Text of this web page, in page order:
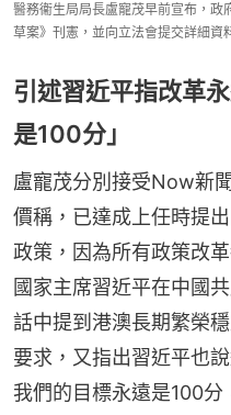
醫務衞生局局長盧寵茂早前宣布，政
草案》刊憲，並向立法會提交詳細資
引述習近平指改革
是100分」
盧寵茂分別接受Now新
價稱，已達成上任時提
政策，因為所有政策改
國家主席習近平在中國
話中提到港澳長期繁榮
要求，又指出習近平也
我們的目標永遠是100